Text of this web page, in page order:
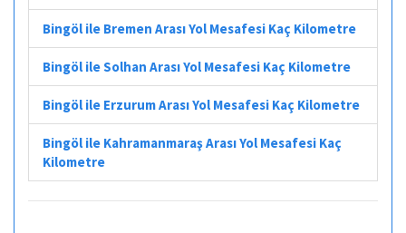
Bingöl ile Bremen Arası Yol Mesafesi Kaç Kilometre
Bingöl ile Solhan Arası Yol Mesafesi Kaç Kilometre
Bingöl ile Erzurum Arası Yol Mesafesi Kaç Kilometre
Bingöl ile Kahramanmaraş Arası Yol Mesafesi Kaç
Kilometre